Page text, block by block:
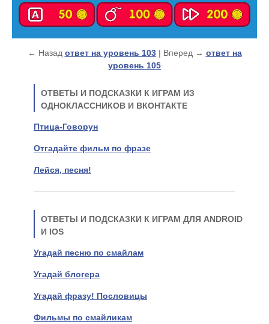
← Назад ответ на уровень 103| Вперед → ответ на
уровень 105
ОТВЕТЫ И ПОДСКАЗКИ К ИГРАМ ИЗ
ОДНОКЛАССНИКОВ И ВКОНТАКТЕ
Птица-Говорун
Отгадайте фильм по фразе
Лейся, песня!
ОТВЕТЫ И ПОДСКАЗКИ К ИГРАМ ДЛЯ ANDROID
И IOS
Угадай песню по смайлам
Угадай блогера
Угадай фразу! Пословицы
Фильмы по смайликам